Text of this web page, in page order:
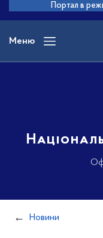
основного
вмісту
Портал в
Меню
Новини